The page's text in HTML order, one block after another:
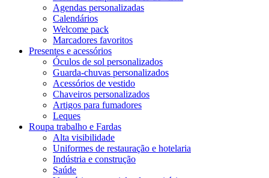
Agendas personalizadas
Calendários
Welcome pack
Marcadores favoritos
Presentes e acessórios
Óculos de sol personalizados
Guarda-chuvas personalizados
Acessórios de vestido
Chaveiros personalizados
Artigos para fumadores
Leques
Roupa trabalho e Fardas
Alta visibilidade
Uniformes de restauração e hotelaria
Indústria e construção
Saúde